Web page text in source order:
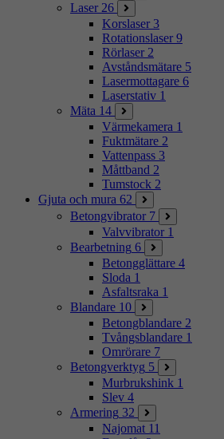
Laser 26
Korslaser 3
Rotationslaser 9
Rörlaser 2
Avståndsmätare 5
Lasermottagare 6
Laserstativ 1
Mäta 14
Värmekamera 1
Fuktmätare 2
Vattenpass 3
Måttband 2
Tumstock 2
Gjuta och mura 62
Betongvibrator 7
Valvvibrator 1
Bearbetning 6
Betongglättare 4
Sloda 1
Asfaltsraka 1
Blandare 10
Betongblandare 2
Tvångsblandare 1
Omrörare 7
Betongverktyg 5
Murbrukshink 1
Slev 4
Armering 32
Najomat 11